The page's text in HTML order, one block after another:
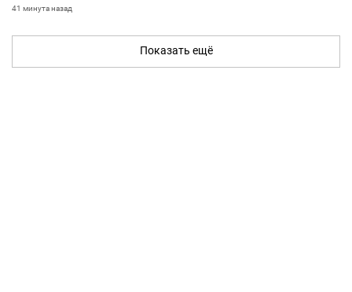
41 минута назад
Показать ещё